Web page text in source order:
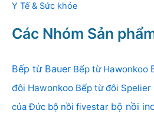
Y Tế & Sức khỏe
Các Nhóm Sản
Bếp từ Bauer Bếp từ Hawonkoo
đôi Hawonkoo Bếp từ đôi Spelier
của Đức bộ nồi fivestar bộ nồi